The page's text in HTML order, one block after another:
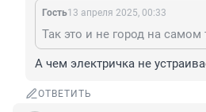
Гость13 апреля 2025, 00:33
А чем электричка не
ОТВЕТИТЬ